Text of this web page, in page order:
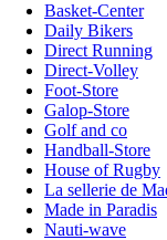
Basket-Center
Daily Bikers
Direct Running
Direct-Volley
Foot-Store
Galop-Store
Golf and co
Handball-Store
House of Rugby
La sellerie de
Made in Paradis
Nauti-wave